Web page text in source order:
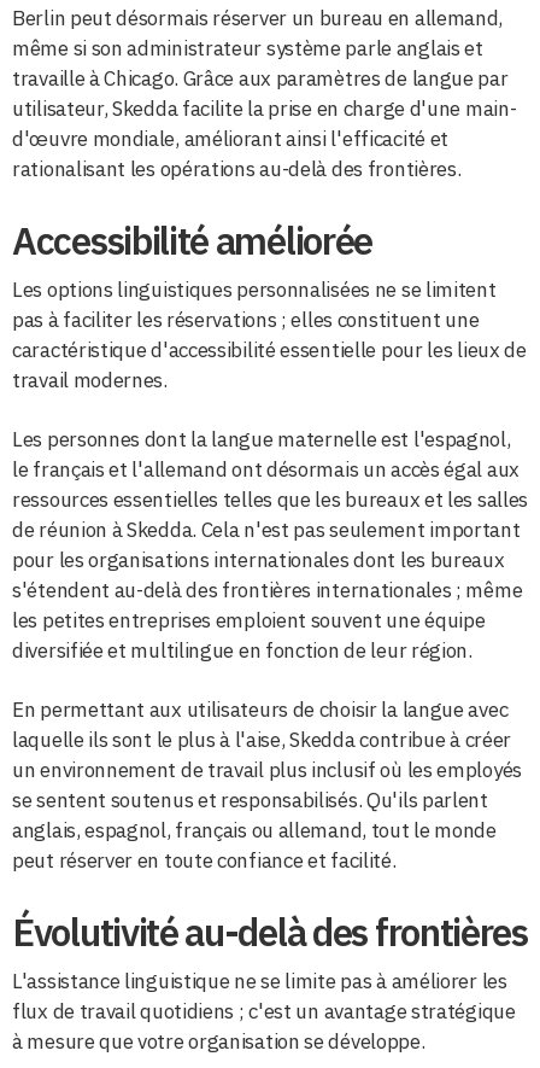
Berlin peut désormais réserver un bureau en allemand,
même si son administrateur système parle anglais et
travaille à Chicago. Grâce aux paramètres de langue par
utilisateur, Skedda facilite la prise en charge d'une main-
d'œuvre mondiale, améliorant ainsi l'efficacité et
rationalisant les opérations au-delà des frontières.
Accessibilité améliorée
Les options linguistiques personnalisées ne se limitent
pas à faciliter les réservations ; elles constituent une
caractéristique d'accessibilité essentielle pour les lieux de
travail modernes.
Les personnes dont la langue maternelle est l'espagnol,
le français et l'allemand ont désormais un accès égal aux
ressources essentielles telles que les bureaux et les salles
de réunion à Skedda. Cela n'est pas seulement important
pour les organisations internationales dont les bureaux
s'étendent au-delà des frontières internationales ; même
les petites entreprises emploient souvent une équipe
diversifiée et multilingue en fonction de leur région.
En permettant aux utilisateurs de choisir la langue avec
laquelle ils sont le plus à l'aise, Skedda contribue à créer
un environnement de travail plus inclusif où les employés
se sentent soutenus et responsabilisés. Qu'ils parlent
anglais, espagnol, français ou allemand, tout le monde
peut réserver en toute confiance et facilité.
Évolutivité au-delà des frontières
L'assistance linguistique ne se limite pas à améliorer les
flux de travail quotidiens ; c'est un avantage stratégique
à mesure que votre organisation se développe.